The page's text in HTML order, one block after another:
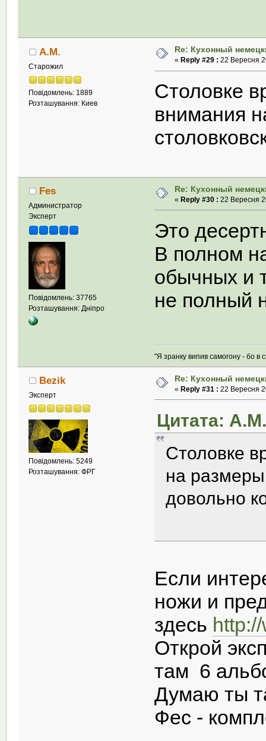
А.М.
Старожил
Повідомлень: 1889
Розташування: Киев
Re: Кухонный
« Reply #29 : 22 Вересня
Столовке
внимания
Fes
Администратор
Эксперт
Повідомлень: 37765
Розташування: Дніпро
Re: Кухонный
« Reply #30 : 22 Вересня
Это
В полном
обычных и
не полный
"Я зранку випив самогону - бо в
Bezik
Эксперт
Повідомлень: 5249
Розташування: ФРГ
Re: Кухонный
« Reply #31 : 22 Вересня
Цитата:
Столовке
на
довольно
Если
ножи и
здесь
Открой
там 6
Думаю ты
Фес -